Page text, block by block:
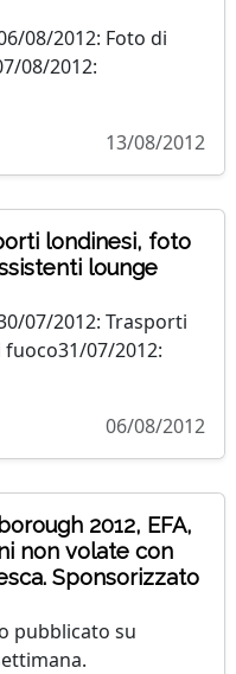
08/2012: Foto di
08/2012:
13/08/2012
londinesi, foto
lounge
07/2012: Trasporti
07/2012:
06/08/2012
2012, EFA,
non volate con
Sponsorizzato
pubblicato su